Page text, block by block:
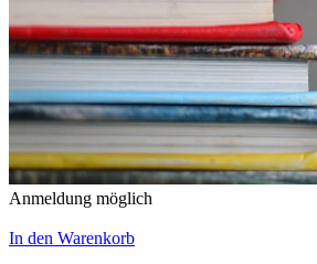
Anmeldung möglich
In den Warenkorb